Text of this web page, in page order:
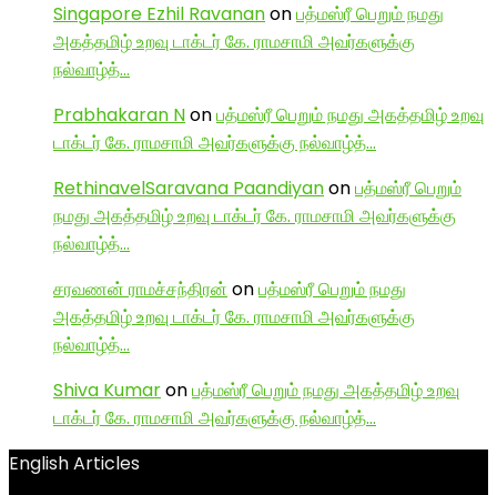
Singapore Ezhil Ravananonபத்மஸ்ரீ பெறும் நமது
அகத்தமிழ் உறவு டாக்டர் கே. ராமசாமி அவர்களுக்கு
நல்வாழ்த்…
Prabhakaran Nonபத்மஸ்ரீ பெறும் நமது அகத்தமிழ் உறவு
டாக்டர் கே. ராமசாமி அவர்களுக்கு நல்வாழ்த்…
RethinavelSaravana Paandiyanonபத்மஸ்ரீ பெறும்
நமது அகத்தமிழ் உறவு டாக்டர் கே. ராமசாமி அவர்களுக்கு
நல்வாழ்த்…
சரவணன் ராமச்சந்திரன் onபத்மஸ்ரீ பெறும் நமது
அகத்தமிழ் உறவு டாக்டர் கே. ராமசாமி அவர்களுக்கு
நல்வாழ்த்…
Shiva Kumaronபத்மஸ்ரீ பெறும் நமது அகத்தமிழ் உறவு
டாக்டர் கே. ராமசாமி அவர்களுக்கு நல்வாழ்த்…
English Articles